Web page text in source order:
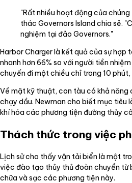
"Rất nhiều hoạt động của
thác Governors Island chia sẻ.
nghiệm tại đảo Governors."
Harbor Charger là kết quả của sự hợp
nhanh hơn 66% so với người tiền
chuyến đi một chiều chỉ trong 10
Về mặt kỹ thuật, con tàu có khả năng
chạy dầu. Newman cho biết mục tiêu
khí hóa các phương tiện đường thủy
Thách thức trong việc
Lịch sử cho thấy vận tải biển là một
việc đào tạo thủy thủ đoàn chuyển từ
chữa và sạc các phương tiện này.